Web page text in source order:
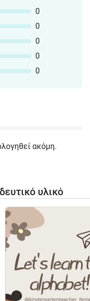
0
0
0
0
0
ακόμη.
υλικό